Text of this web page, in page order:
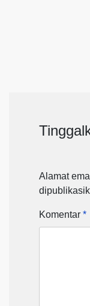
Alamat
Komentar *